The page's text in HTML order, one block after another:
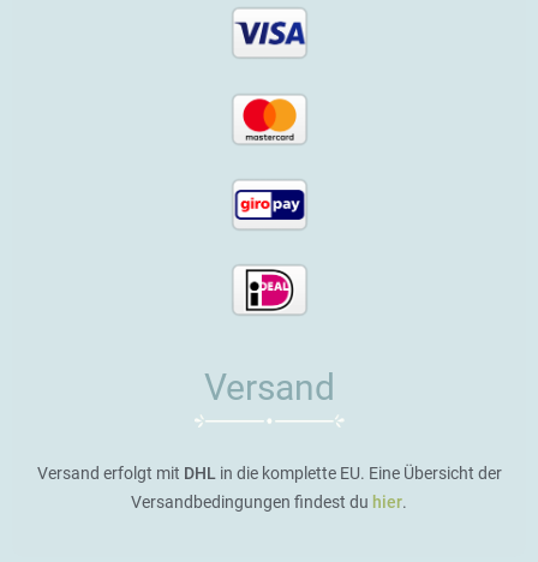
Versand
Versand erfolgt mit DHL in die komplette EU. Eine Übersicht der
Versandbedingungen findest du hier.